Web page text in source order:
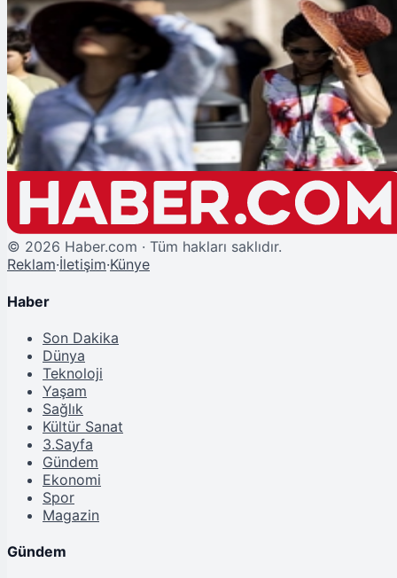
Şu An Okunan
Avrupa'da Mayıs Ayında Tarihi Sıcaklar!
© 2026 Haber.com · Tüm hakları saklıdır.
Reklam·İletişim·Künye
Haber
Son Dakika
Dünya
Teknoloji
Yaşam
Sağlık
Kültür Sanat
3.Sayfa
Gündem
Ekonomi
Spor
Magazin
Gündem